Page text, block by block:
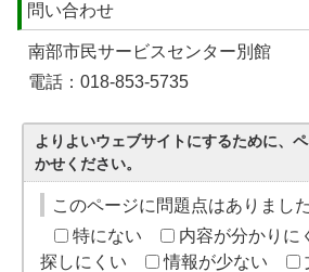
問い合わせ
南部市民サービスセンター別館
電話：018-853-5735
よりよいウェブサイトにするために、
かせください。
このページに問題点はありまし
特にない
内容が分かりに
探しにくい
情報が少ない